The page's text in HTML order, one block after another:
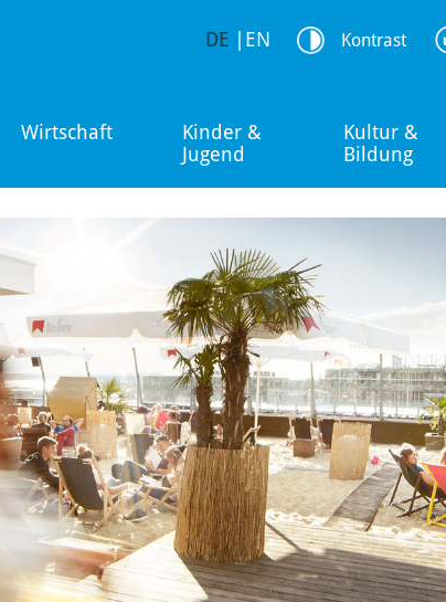
Wirtschaft
Kinder &
Jugend
Kultur &
Bildung
DE EN Kontrast